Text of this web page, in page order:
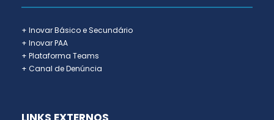
+ Inovar Básico e Secundário
+ Inovar PAA
+ Plataforma Teams
+ Canal de Denúncia